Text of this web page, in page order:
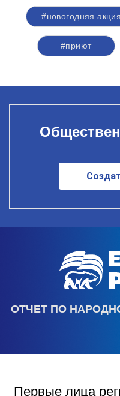
#новогодняя акция
#приют
ОТЧЕТ ПО
Первые лица